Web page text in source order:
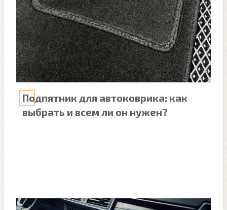
Подпятник для автоковрика: как
выбрать и всем ли он нужен?